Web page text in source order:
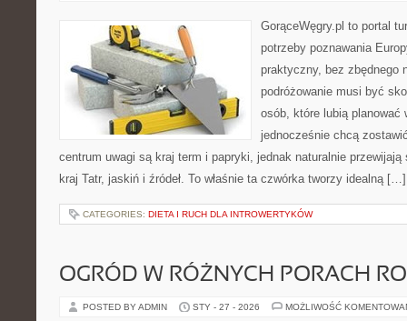
GorąceWęgry.pl to portal
potrzeby poznawania
praktyczny, bez zbędnego
podróżowanie musi być
osób, które lubią
jednocześnie chcą
centrum uwagi są kraj term i papryki, jednak naturalnie
kraj Tatr, jaskiń i źródeł. To właśnie ta czwórka tworzy idealną […]
CATEGORIES: DIETA I RUCH DLA INTROWERTYKÓW
OGRÓD W RÓŻNYCH PORACH
POSTED BY ADMIN STY - 27 - 2026 MOŻLIWOŚĆ